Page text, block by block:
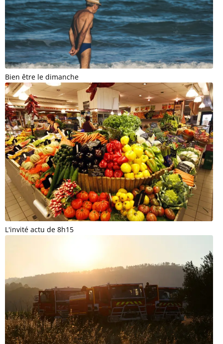
Bien être le dimanche
L'invité actu de 8h15